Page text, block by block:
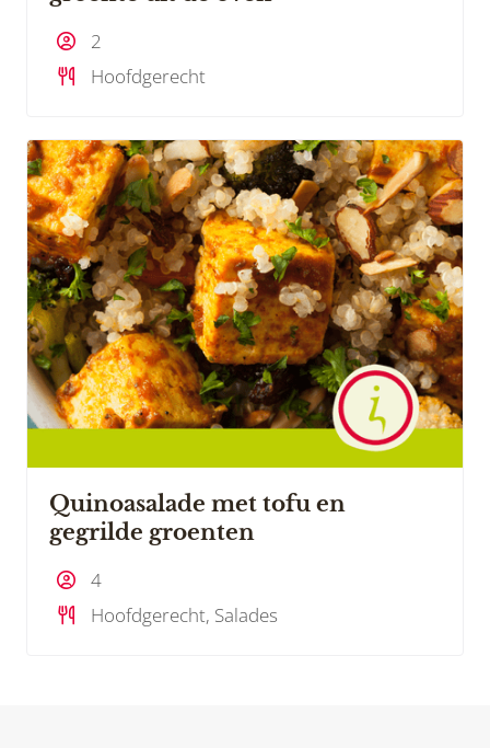
2
Hoofdgerecht
Quinoasalade met tofu en
gegrilde groenten
4
Hoofdgerecht, Salades